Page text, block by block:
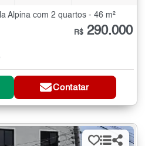
Alpina com 2 quartos - 46 m²
R$ 290.000
Contatar